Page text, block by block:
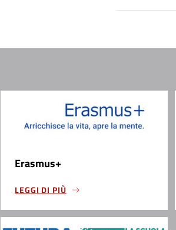
Erasmus+
LEGGI DI PIÙ